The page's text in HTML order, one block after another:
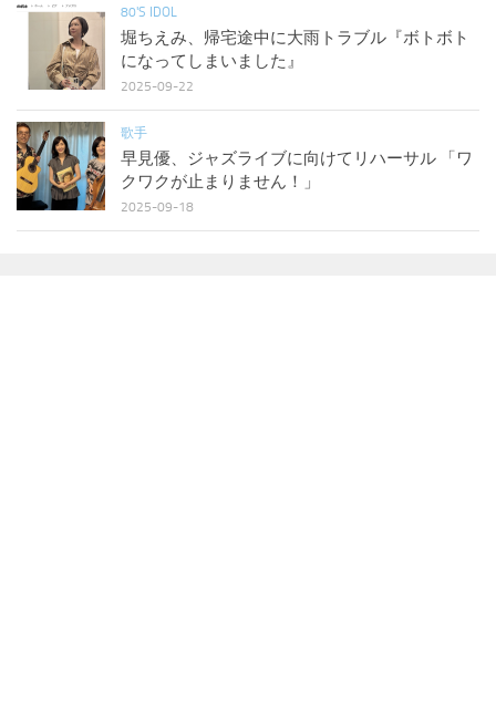
80'S IDOL
堀ちえみ、帰宅途中に大雨トラブル『ボトボト
になってしまいました』
2025-09-22
歌手
早見優、ジャズライブに向けてリハーサル 「ワ
クワクが止まりません！」
2025-09-18